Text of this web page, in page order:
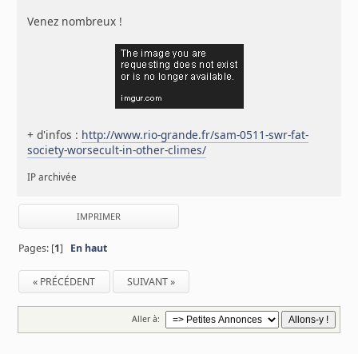
Venez nombreux !
+ d'infos : http://www.rio-grande.fr/sam-0511-swr-fat-
society-worsecult-in-other-climes/
IP archivée
IMPRIMER
Pages: [1] En haut
« PRÉCÉDENT SUIVANT »
Aller à: